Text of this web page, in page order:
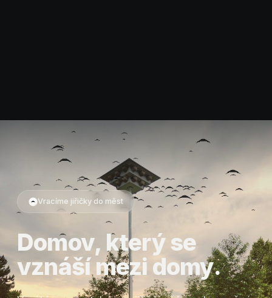
Vracíme jiřičky do měst
Domov, který se
vznáší mezi domy.